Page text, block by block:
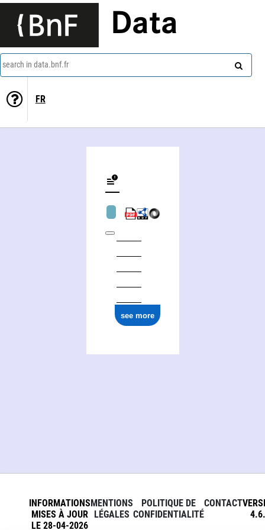
Data
search in data.bnf.fr
FR
see more
INFORMATIONS
MISES À JOUR
LE 28-04-2026
MENTIONS
LÉGALES
POLITIQUE DE
CONFIDENTIALITÉ
CONTACT